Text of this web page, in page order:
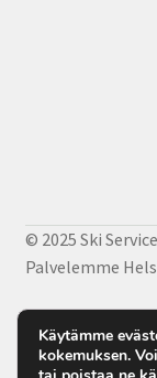
© 2025 Ski
Palvelemme
Käytämme
kokemuksen.